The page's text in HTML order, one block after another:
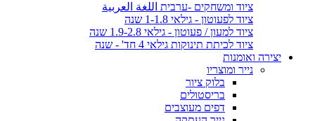
ציוד ומשחקים -ערבית اللغة العربية
ציוד לפעוטון - גילאי 1-1.8 שנה
ציוד למעון / פעוטון - גילאי 1.9-2.8 שנה
ציוד לכיתת תינוקות גילאי 4 חד' - שנה
יצירה ואומנות
נייר ומוצריו
בלוק ציור
בריסטולים
דפים מעוצבים